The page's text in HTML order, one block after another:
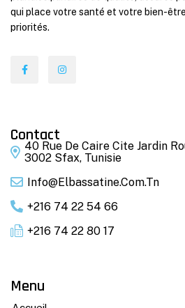
qui place votre santé et votre bien-
priorités.
Contact
40 Rue De Caire Cite Jardin
3002 Sfax, Tunisie
Info@elbassatine.com.tn
+216 74 22 54 66
+216 74 22 80 17
Menu